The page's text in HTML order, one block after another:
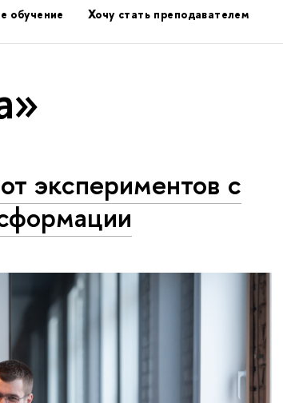
обучение
Хочу стать преподавателем
экспериментов с